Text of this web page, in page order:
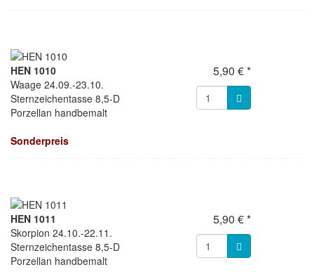
HEN 1010
Waage 24.09.-23.10.
Sternzeichentasse 8,5-D
Porzellan handbemalt
Sonderpreis
5,90 € *
HEN 1011
Skorpion 24.10.-22.11.
Sternzeichentasse 8,5-D
Porzellan handbemalt
5,90 € *